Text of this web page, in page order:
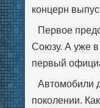
концерн
Первое
Союзу. А уже
первый
Автомобили
поколении.